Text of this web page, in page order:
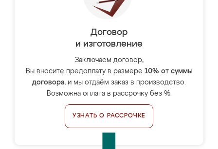
Договор
и изготовление
Заключаем договор,
Вы вносите предоплату в размере 10% от суммы
договора, и мы отдаём заказ в производство.
Возможна оплата в рассрочку без %.
УЗНАТЬ О РАССРОЧКЕ